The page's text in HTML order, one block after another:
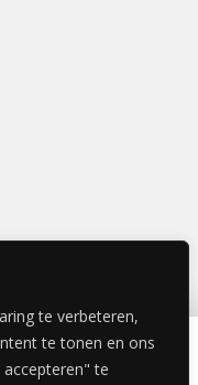
te verbeteren,
te tonen en ons
te